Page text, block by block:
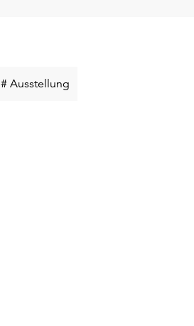
# AusstellungSchlüsselwort